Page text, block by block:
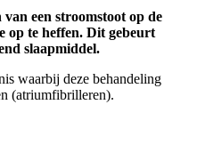
een stroomstoot op de
op te heffen. Dit gebeurt
slaapmiddel.
waarbij deze behandeling
(atriumfibrilleren).